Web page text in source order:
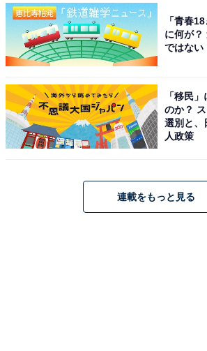
・宝くじの購入
・財布の新調や使いはじめ
・大きな買い物
次ページ
6月7日にやらな
は？
「青春
に何が？
ではない
「移民
のか？
選別と、
人政策
連載をもっと見る